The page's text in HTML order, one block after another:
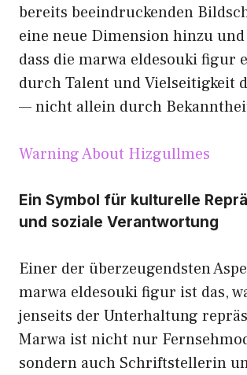
bereits beeindruckenden
eine neue Dimension hinzu
dass die marwa eldesouki figur
durch Talent und Vielseitigkeit
— nicht allein durch
Warning About Hizgullmes
Ein Symbol für kulturelle
und soziale Verantwortung
Einer der überzeugendsten
marwa eldesouki figur ist das,
jenseits der Unterhaltung
Marwa ist nicht nur
sondern auch Schriftstellerin